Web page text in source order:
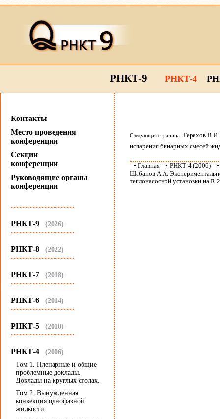
РНКТ-9 РНКТ-4
Контакты
Место проведения
конференции
Секции
конференции
Руководящие органы
конференции
...........................................
РНКТ-9 (2026)
...........................................
РНКТ-8 (2022)
...........................................
РНКТ-7 (2018)
...........................................
РНКТ-6 (2014)
...........................................
РНКТ-5 (2010)
...........................................
РНКТ-4 (2006)
Том 1. Пленарные и общие
проблемные доклады.
Доклады на круглых столах.
Том 2. Вынужденная
конвекция однофазной
жидкости
Следующая страница: Терехов
испарения бинарных смесей
• Главная • РНКТ-4 (2006)
Шабанов А.А.
теплонасосной установки на R